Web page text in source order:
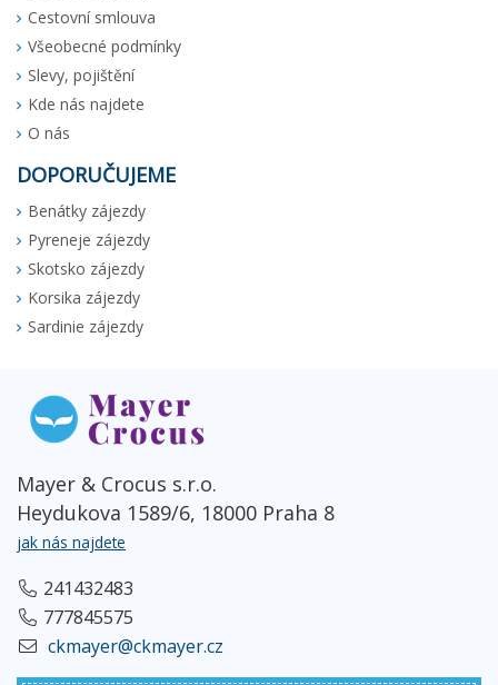
Cestovní smlouva
Všeobecné podmínky
Slevy, pojištění
Kde nás najdete
O nás
DOPORUČUJEME
Benátky zájezdy
Pyreneje zájezdy
Skotsko zájezdy
Korsika zájezdy
Sardinie zájezdy
Mayer & Crocus s.r.o.
Heydukova 1589/6, 18000 Praha 8
jak nás najdete
241432483
777845575
ckmayer@ckmayer.cz